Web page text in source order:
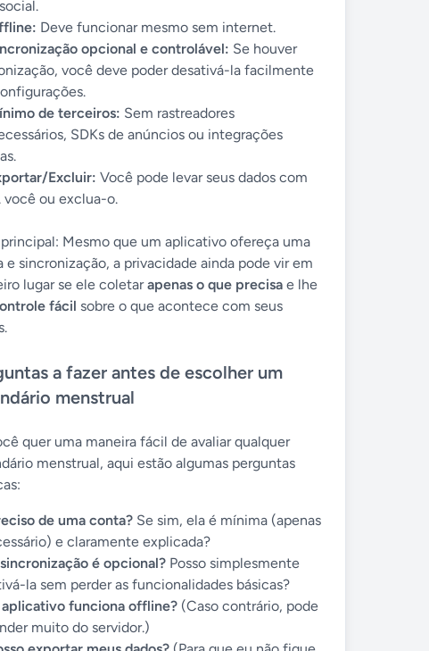
Deve funcionar mesmo sem internet.
opcional e controlável: Se houver
você deve poder desativá-la facilmente
de terceiros: Sem rastreadores
SDKs de anúncios ou integrações
Excluir: Você pode levar seus dados com
você ou exclua-o.
Mesmo que um aplicativo ofereça uma
e sincronização, a privacidade ainda pode vir em
lugar se ele coletarapenas o que precisa e lhe
fácil sobre o que acontece com seus
a fazer antes de escolher um
menstrual
quer uma maneira fácil de avaliar qualquer
menstrual, aqui estão algumas perguntas
de uma conta? Se sim, ela é mínima (apenas
e claramente explicada?
é opcional? Posso simplesmente
la sem perder as funcionalidades básicas?
funciona offline? (Caso contrário, pode
muito do servidor.)